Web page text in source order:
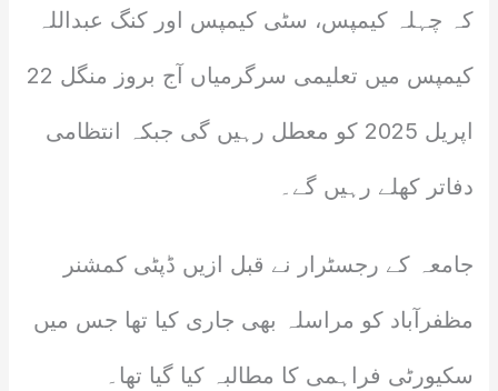
کہ چہلہ کیمپس، سٹی کیمپس اور کنگ عبداللہ
کیمپس میں تعلیمی سرگرمیاں آج بروز منگل 22
اپریل 2025 کو معطل رہیں گی جبکہ انتظامی
دفاتر کھلے رہیں گے۔
جامعہ کے رجسٹرار نے قبل ازیں ڈپٹی کمشنر
مظفرآباد کو مراسلہ بھی جاری کیا تھا جس میں
سکیورٹی فراہمی کا مطالبہ کیا گیا تھا۔